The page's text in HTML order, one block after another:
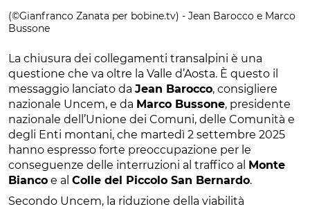
(©Gianfranco Zanata per bobine.tv) - Jean Barocco e Marco
Bussone
La chiusura dei collegamenti transalpini è una
questione che va oltre la Valle d’Aosta. È questo il
messaggio lanciato da Jean Barocco, consigliere
nazionale Uncem, e da Marco Bussone, presidente
nazionale dell’Unione dei Comuni, delle Comunità e
degli Enti montani, che martedì 2 settembre 2025
hanno espresso forte preoccupazione per le
conseguenze delle interruzioni al traffico al
Monte
Bianco e al Colle del Piccolo San Bernardo.
Secondo Uncem, la riduzione della viabilità